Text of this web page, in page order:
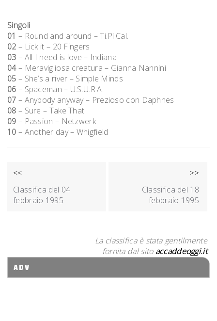
Singoli
01 – Round and around – Ti.Pi.Cal.
02 – Lick it – 20 Fingers
03 – All I need is love – Indiana
04– Meravigliosa creatura – Gianna Nannini
05 – She’s a river – Simple Minds
06 – Spaceman – U.S.U.R.A.
07 – Anybody anyway – Prezioso con Daphnes
08 – Sure – Take That
09 – Passion – Netzwerk
10 – Another day – Whigfield
NAVIGAZIONE
ARTICOLI
<<
Classifica del 04
febbraio 1995
>>
Classifica del 18
febbraio 1995
La classifica è stata gentilmente
fornita dal sito accaddeoggi.it
ADV